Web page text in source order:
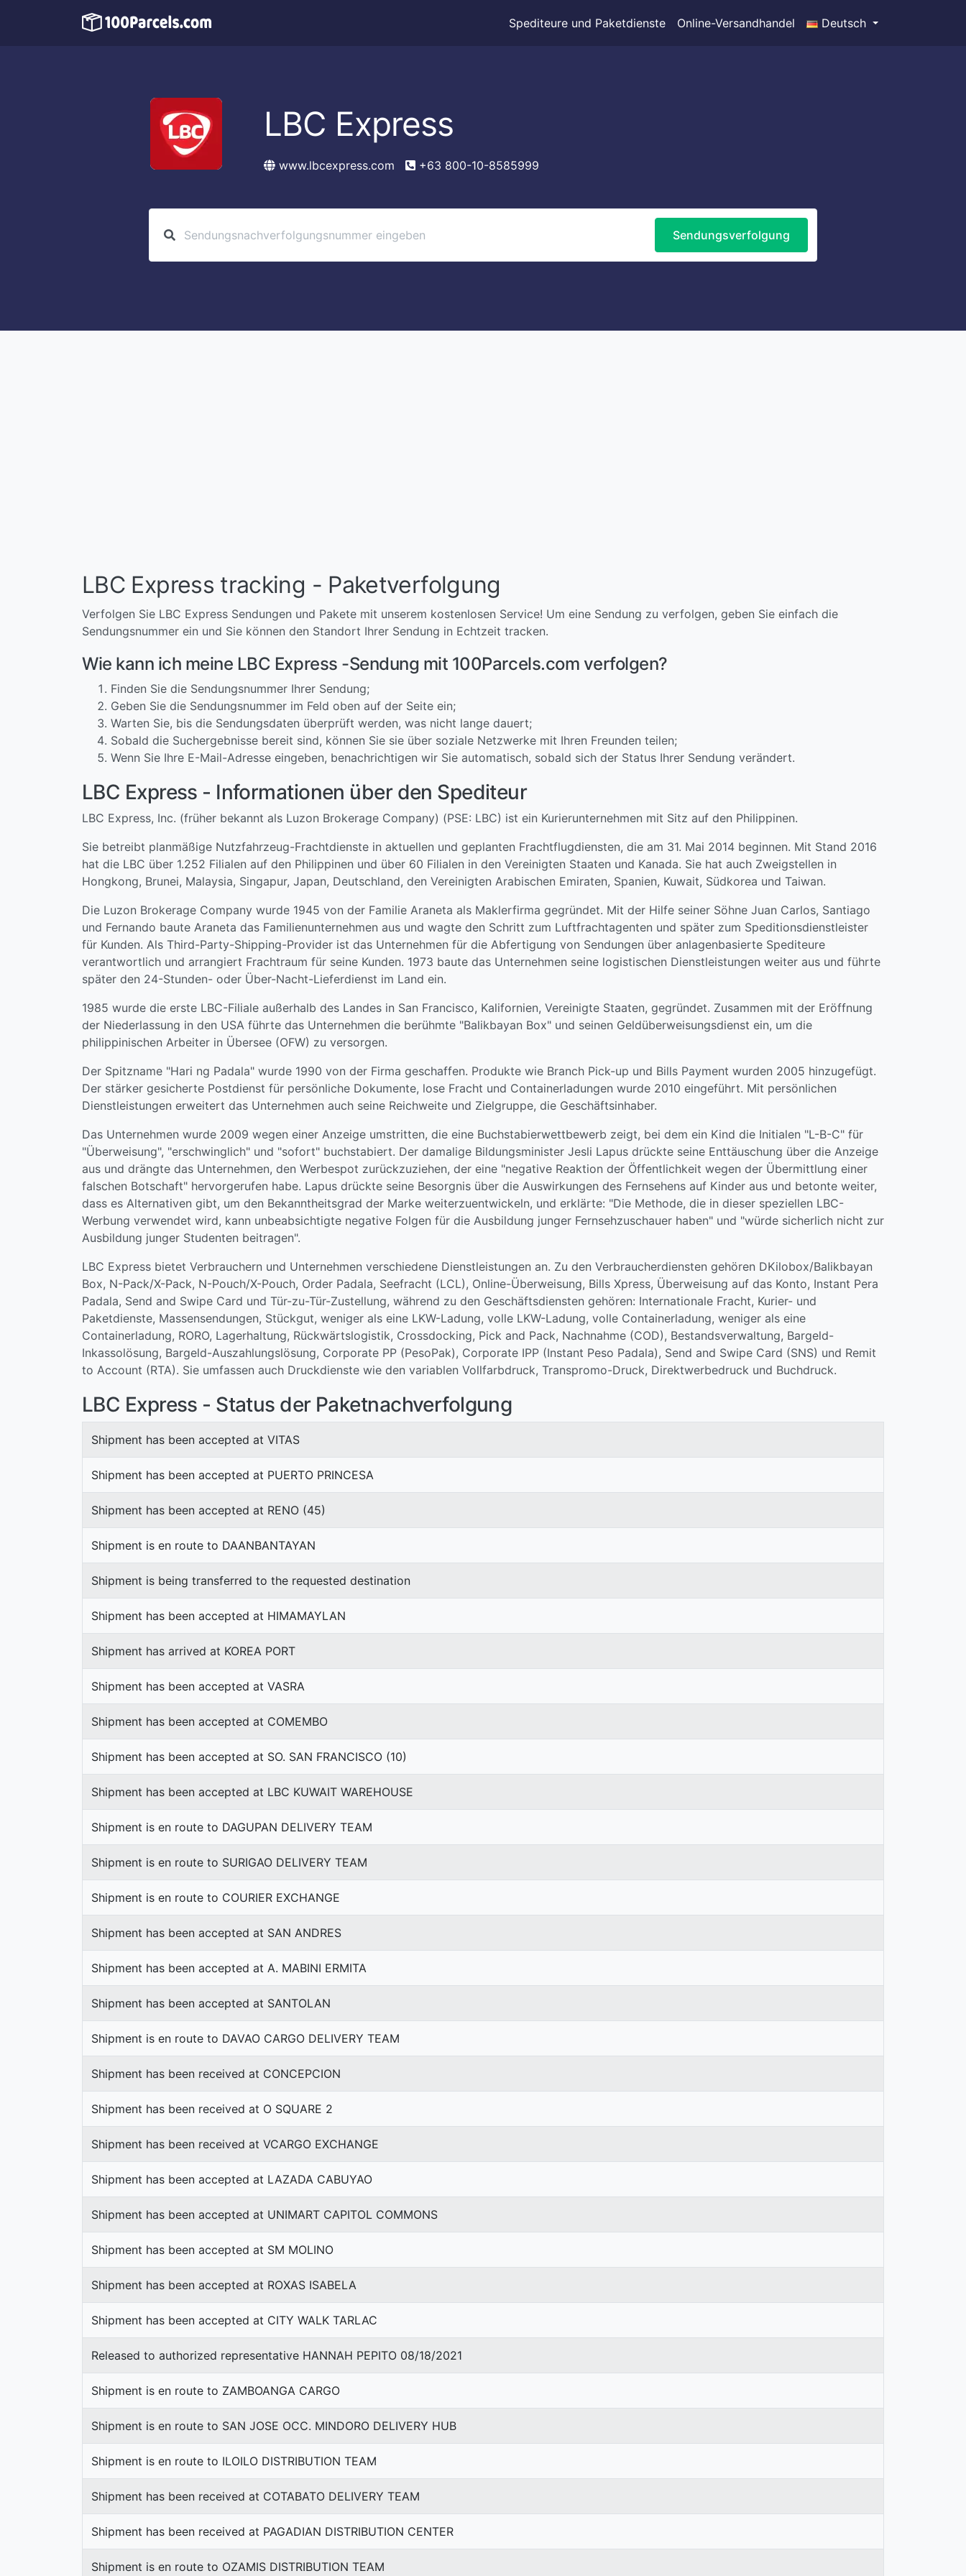
Spediteure und Paketdienste Online-Versandhandel Deutsch
LBC Express
www.lbcexpress.com +63 800-10-8585999
Sendungsverfolgung
LBC Express tracking - Paketverfolgung
Verfolgen Sie LBC Express Sendungen und Pakete mit unserem kostenlosen Service! Um eine Sendung zu verfolgen, geben Sie einfach die
Sendungsnummer ein und Sie können den Standort Ihrer Sendung in Echtzeit tracken.
Wie kann ich meine LBC Express -Sendung mit 100Parcels.com verfolgen?
Finden Sie die Sendungsnummer Ihrer Sendung;
Geben Sie die Sendungsnummer im Feld oben auf der Seite ein;
Warten Sie, bis die Sendungsdaten überprüft werden, was nicht lange dauert;
Sobald die Suchergebnisse bereit sind, können Sie sie über soziale Netzwerke mit Ihren Freunden teilen;
Wenn Sie Ihre E-Mail-Adresse eingeben, benachrichtigen wir Sie automatisch, sobald sich der Status Ihrer Sendung verändert.
LBC Express - Informationen über den Spediteur
LBC Express, Inc. (früher bekannt als Luzon Brokerage Company) (PSE: LBC) ist ein Kurierunternehmen mit Sitz auf den Philippinen.
Sie betreibt planmäßige Nutzfahrzeug-Frachtdienste in aktuellen und geplanten Frachtflugdiensten, die am 31. Mai 2014 beginnen. Mit Stand 2016
hat die LBC über 1.252 Filialen auf den Philippinen und über 60 Filialen in den Vereinigten Staaten und Kanada. Sie hat auch Zweigstellen in
Hongkong, Brunei, Malaysia, Singapur, Japan, Deutschland, den Vereinigten Arabischen Emiraten, Spanien, Kuwait, Südkorea und Taiwan.
Die Luzon Brokerage Company wurde 1945 von der Familie Araneta als Maklerfirma gegründet. Mit der Hilfe seiner Söhne Juan Carlos, Santiago
und Fernando baute Araneta das Familienunternehmen aus und wagte den Schritt zum Luftfrachtagenten und später zum Speditionsdienstleister
für Kunden. Als Third-Party-Shipping-Provider ist das Unternehmen für die Abfertigung von Sendungen über anlagenbasierte Spediteure
verantwortlich und arrangiert Frachtraum für seine Kunden. 1973 baute das Unternehmen seine logistischen Dienstleistungen weiter aus und führte
später den 24-Stunden- oder Über-Nacht-Lieferdienst im Land ein.
1985 wurde die erste LBC-Filiale außerhalb des Landes in San Francisco, Kalifornien, Vereinigte Staaten, gegründet. Zusammen mit der Eröffnung
der Niederlassung in den USA führte das Unternehmen die berühmte "Balikbayan Box" und seinen Geldüberweisungsdienst ein, um die
philippinischen Arbeiter in Übersee (OFW) zu versorgen.
Der Spitzname "Hari ng Padala" wurde 1990 von der Firma geschaffen. Produkte wie Branch Pick-up und Bills Payment wurden 2005 hinzugefügt.
Der stärker gesicherte Postdienst für persönliche Dokumente, lose Fracht und Containerladungen wurde 2010 eingeführt. Mit persönlichen
Dienstleistungen erweitert das Unternehmen auch seine Reichweite und Zielgruppe, die Geschäftsinhaber.
Das Unternehmen wurde 2009 wegen einer Anzeige umstritten, die eine Buchstabierwettbewerb zeigt, bei dem ein Kind die Initialen "L-B-C" für
"Überweisung", "erschwinglich" und "sofort" buchstabiert. Der damalige Bildungsminister Jesli Lapus drückte seine Enttäuschung über die Anzeige
aus und drängte das Unternehmen, den Werbespot zurückzuziehen, der eine "negative Reaktion der Öffentlichkeit wegen der Übermittlung einer
falschen Botschaft" hervorgerufen habe. Lapus drückte seine Besorgnis über die Auswirkungen des Fernsehens auf Kinder aus und betonte weiter,
dass es Alternativen gibt, um den Bekanntheitsgrad der Marke weiterzuentwickeln, und erklärte: "Die Methode, die in dieser speziellen LBC-
Werbung verwendet wird, kann unbeabsichtigte negative Folgen für die Ausbildung junger Fernsehzuschauer haben" und "würde sicherlich nicht zur
Ausbildung junger Studenten beitragen".
LBC Express bietet Verbrauchern und Unternehmen verschiedene Dienstleistungen an. Zu den Verbraucherdiensten gehören DKilobox/Balikbayan
Box, N-Pack/X-Pack, N-Pouch/X-Pouch, Order Padala, Seefracht (LCL), Online-Überweisung, Bills Xpress, Überweisung auf das Konto, Instant Pera
Padala, Send and Swipe Card und Tür-zu-Tür-Zustellung, während zu den Geschäftsdiensten gehören: Internationale Fracht, Kurier- und
Paketdienste, Massensendungen, Stückgut, weniger als eine LKW-Ladung, volle LKW-Ladung, volle Containerladung, weniger als eine
Containerladung, RORO, Lagerhaltung, Rückwärtslogistik, Crossdocking, Pick and Pack, Nachnahme (COD), Bestandsverwaltung, Bargeld-
Inkassolösung, Bargeld-Auszahlungslösung, Corporate PP (PesoPak), Corporate IPP (Instant Peso Padala), Send and Swipe Card (SNS) und Remit
to Account (RTA). Sie umfassen auch Druckdienste wie den variablen Vollfarbdruck, Transpromo-Druck, Direktwerbedruck und Buchdruck.
LBC Express - Status der Paketnachverfolgung
Shipment has been accepted at VITAS
Shipment has been accepted at PUERTO PRINCESA
Shipment has been accepted at RENO (45)
Shipment is en route to DAANBANTAYAN
Shipment is being transferred to the requested destination
Shipment has been accepted at HIMAMAYLAN
Shipment has arrived at KOREA PORT
Shipment has been accepted at VASRA
Shipment has been accepted at COMEMBO
Shipment has been accepted at SO. SAN FRANCISCO (10)
Shipment has been accepted at LBC KUWAIT WAREHOUSE
Shipment is en route to DAGUPAN DELIVERY TEAM
Shipment is en route to SURIGAO DELIVERY TEAM
Shipment is en route to COURIER EXCHANGE
Shipment has been accepted at SAN ANDRES
Shipment has been accepted at A. MABINI ERMITA
Shipment has been accepted at SANTOLAN
Shipment is en route to DAVAO CARGO DELIVERY TEAM
Shipment has been received at CONCEPCION
Shipment has been received at O SQUARE 2
Shipment has been received at VCARGO EXCHANGE
Shipment has been accepted at LAZADA CABUYAO
Shipment has been accepted at UNIMART CAPITOL COMMONS
Shipment has been accepted at SM MOLINO
Shipment has been accepted at ROXAS ISABELA
Shipment has been accepted at CITY WALK TARLAC
Released to authorized representative HANNAH PEPITO 08/18/2021
Shipment is en route to ZAMBOANGA CARGO
Shipment is en route to SAN JOSE OCC. MINDORO DELIVERY HUB
Shipment is en route to ILOILO DISTRIBUTION TEAM
Shipment has been received at COTABATO DELIVERY TEAM
Shipment has been received at PAGADIAN DISTRIBUTION CENTER
Shipment is en route to OZAMIS DISTRIBUTION TEAM